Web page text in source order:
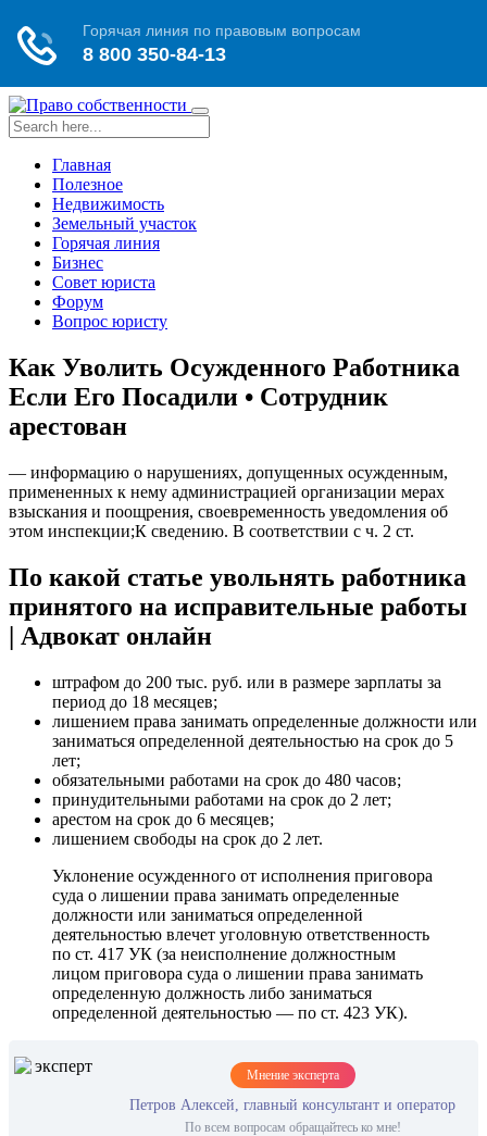
Toggle
navigation
Главная
Полезное
Недвижимость
Земельный участок
Горячая линия
Бизнес
Совет юриста
Форум
Вопрос юристу
Как Уволить Осужденного Работника
Если Его Посадили • Сотрудник
арестован
— информацию о нарушениях, допущенных осужденным,
примененных к нему администрацией организации мерах
взыскания и поощрения, своевременность уведомления об
этом инспекции;К сведению. В соответствии с ч. 2 ст.
По какой статье увольнять работника
принятого на исправительные работы
| Адвокат онлайн
штрафом до 200 тыс. руб. или в размере зарплаты за
период до 18 месяцев;
лишением права занимать определенные должности или
заниматься определенной деятельностью на срок до 5
лет;
обязательными работами на срок до 480 часов;
принудительными работами на срок до 2 лет;
арестом на срок до 6 месяцев;
лишением свободы на срок до 2 лет.
Уклонение осужденного от исполнения приговора
суда о лишении права занимать определенные
должности или заниматься определенной
деятельностью влечет уголовную ответственность
по ст. 417 УК (за неисполнение должностным
лицом приговора суда о лишении права занимать
определенную должность либо заниматься
определенной деятельностью — по ст. 423 УК).
Мнение эксперта
Петров Алексей, главный консультант и оператор
По всем вопросам обращайтесь ко мне!